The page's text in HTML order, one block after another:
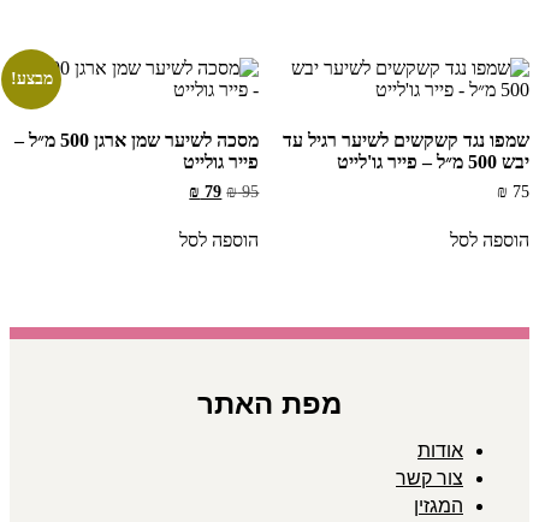
שמפו נגד קשקשים לשיער רגיל עד
יבש 500 מ״ל – פייר גו'לייט
₪ 75
הוספה לסל
מבצע!
מסכה לשיער שמן ארגן 500 מ״ל –
פייר גולייט
₪95
המחיר
היה:
₪ 95.
₪ 79
המחיר
הוא:
₪ 79.
הוספה לסל
מפת האתר
אודות
צור קשר
המגזין